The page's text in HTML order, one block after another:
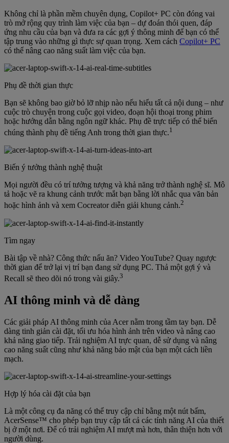
Không chỉ là phần mềm chuyên dụng, Copilot+ PC còn đóng vai
trò mở rộng quy trình làm việc của bạn – dự đoán thói quen, đáp
ứng nhu cầu của bạn và đưa ra các gợi ý thông minh để bạn có thể
tập trung vào những gì thực sự quan trọng. Xem cách Copilot+ PC
có thể nâng cao năng suất làm việc của bạn.
Phụ đề thời gian thực
Bạn sẽ không bao giờ bỏ lỡ nhịp nào nếu hiểu tất cả nội dung – như
cuộc trò chuyện trong cuộc gọi video, đoạn hội thoại trong phim
hoặc hướng dẫn bằng ngôn ngữ khác. Phụ đề trực tiếp có thể biến
chúng thành phụ đề tiếng Anh trong thời gian thực.1
Biến ý tưởng thành nghệ thuật
Mọi người đều có trí tưởng tượng và khả năng trở thành nghệ sĩ. Mô
tả hoặc vẽ ra khung cảnh trước mắt bạn bằng lời nhắc qua văn bản
hoặc hình ảnh và xem Cocreator diễn giải khung cảnh.2
Tìm ngay
Bài tập về nhà? Công thức nấu ăn? Video YouTube? Quay ngược
thời gian để trở lại vị trí bạn đang sử dụng PC. Thả một gợi ý và
Recall sẽ theo dõi nó trong vài giây.3
AI thông minh và dễ dàng
Các giải pháp AI thông minh của Acer nằm trong tầm tay bạn. Dễ
dàng tinh giản cài đặt, tối ưu hóa hình ảnh trên video và nâng cao
khả năng giao tiếp. Trải nghiệm AI trực quan, dễ sử dụng và nâng
cao năng suất cũng như khả năng bảo mật của bạn một cách liền
mạch.
Hợp lý hóa cài đặt của bạn
Là một công cụ đa năng có thể truy cập chỉ bằng một nút bấm,
AcerSense™ cho phép bạn truy cập tất cả các tính năng AI của thiết
bị ở một nơi. Để có trải nghiệm AI mượt mà hơn, thân thiện hơn với
người dùng.